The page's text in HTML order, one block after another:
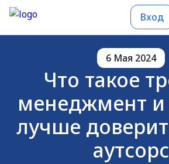
Вход
6 Мая 2024
Что такое
менеджмент
лучше
аутсорс